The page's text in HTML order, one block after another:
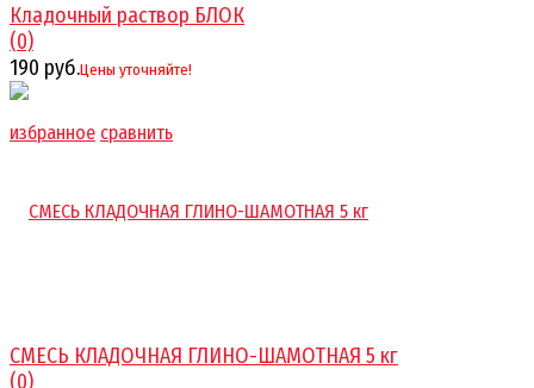
избранное сравнить
Кладочный раствор БЛОК
(0)
190 руб.Цены уточняйте!
СМЕСЬ КЛАДОЧНАЯ ГЛИНО-ШАМОТНАЯ 5 кг
(0)